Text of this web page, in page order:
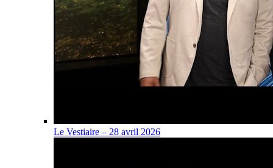
Le Vestiaire – 28 avril 2026